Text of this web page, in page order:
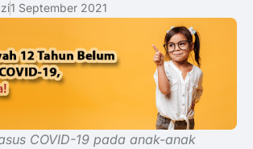
1 September 2021
COVID-19 pada anak-anak